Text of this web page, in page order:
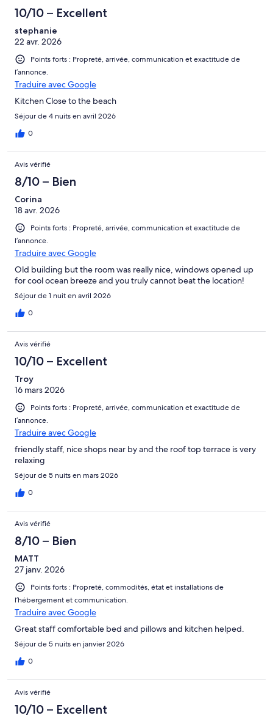
10/10 – Excellent
stephanie
22 avr. 2026
Points forts : Propreté, arrivée, communication et exactitude de
l’annonce.
Traduire avec Google
Kitchen Close to the beach
Séjour de 4 nuits en avril 2026
0
Avis vérifié
8/10 – Bien
Corina
18 avr. 2026
Points forts : Propreté, arrivée, communication et exactitude de
l’annonce.
Traduire avec Google
Old building but the room was really nice, windows opened up
for cool ocean breeze and you truly cannot beat the location!
Séjour de 1 nuit en avril 2026
0
Avis vérifié
10/10 – Excellent
Troy
16 mars 2026
Points forts : Propreté, arrivée, communication et exactitude de
l’annonce.
Traduire avec Google
friendly staff, nice shops near by and the roof top terrace is very
relaxing
Séjour de 5 nuits en mars 2026
0
Avis vérifié
8/10 – Bien
MATT
27 janv. 2026
Points forts : Propreté, commodités, état et installations de
l’hébergement et communication.
Traduire avec Google
Great staff comfortable bed and pillows and kitchen helped.
Séjour de 5 nuits en janvier 2026
0
Avis vérifié
10/10 – Excellent